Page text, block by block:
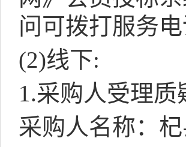
问可拨打服务
(2)线下:
1.采购人受理质
采购人名称：